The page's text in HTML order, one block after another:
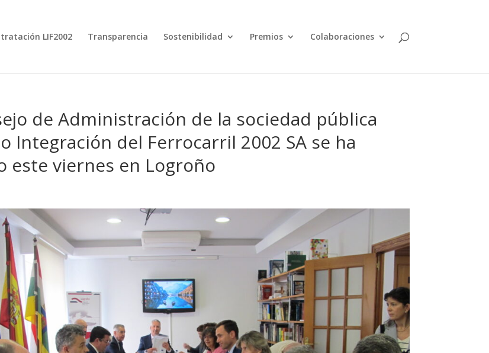
LIF2002 Transparencia Sostenibilidad Premios Colaboraciones
de Administración de la sociedad pública
Integración del Ferrocarril 2002 SA se ha
este viernes en Logroño